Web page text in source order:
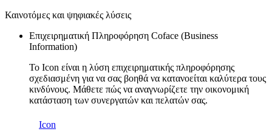
Καινοτόμες και ψηφιακές λύσεις
Επιχειρηματική Πληροφόρηση Coface (Business
Information)
Το Icon είναι η λύση επιχειρηματικής πληροφόρησης
σχεδιασμένη για να σας βοηθά να κατανοείται καλύτερα τους
κινδύνους. Μάθετε πώς να αναγνωρίζετε την οικονομική
κατάσταση των συνεργατών και πελατών σας.
Icon